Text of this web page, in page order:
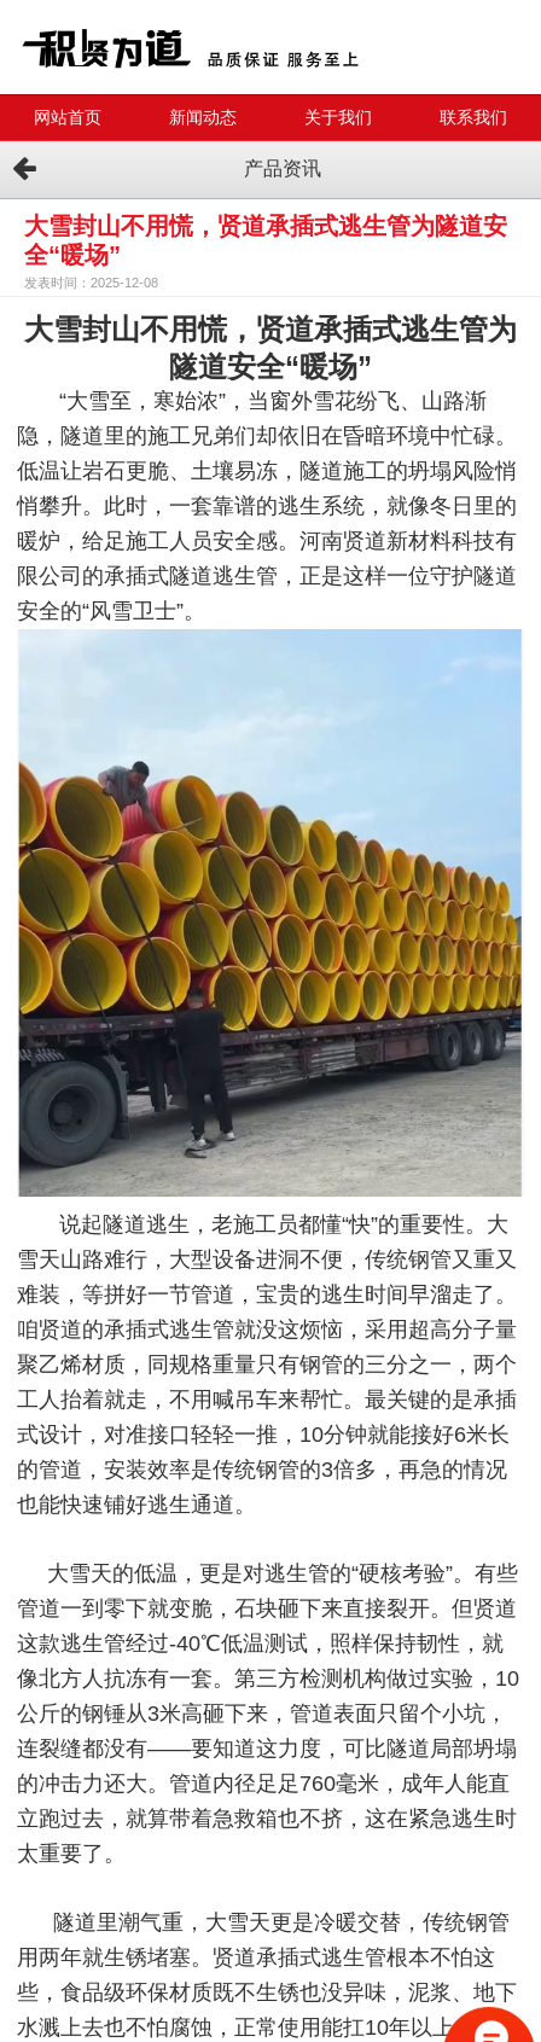
网站首页 新闻动态 关于我们 联系我们
产品资讯
大雪封山不用慌，贤道承插式逃生管为隧道安
全“暖场”
发表时间：2025-12-08
大雪封山不用慌，贤道承插式逃生管为
隧道安全“暖场”
“大雪至，寒始浓”，当窗外雪花纷飞、山路渐
隐，隧道里的施工兄弟们却依旧在昏暗环境中忙碌。
低温让岩石更脆、土壤易冻，隧道施工的坍塌风险悄
悄攀升。此时，一套靠谱的逃生系统，就像冬日里的
暖炉，给足施工人员安全感。河南贤道新材料科技有
限公司的承插式隧道逃生管，正是这样一位守护隧道
安全的“风雪卫士”。
说起隧道逃生，老施工员都懂“快”的重要性。大
雪天山路难行，大型设备进洞不便，传统钢管又重又
难装，等拼好一节管道，宝贵的逃生时间早溜走了。
咱贤道的承插式逃生管就没这烦恼，采用超高分子量
聚乙烯材质，同规格重量只有钢管的三分之一，两个
工人抬着就走，不用喊吊车来帮忙。最关键的是承插
式设计，对准接口轻轻一推，10分钟就能接好6米长
的管道，安装效率是传统钢管的3倍多，再急的情况
也能快速铺好逃生通道。
大雪天的低温，更是对逃生管的“硬核考验”。有些
管道一到零下就变脆，石块砸下来直接裂开。但贤道
这款逃生管经过-40℃低温测试，照样保持韧性，就
像北方人抗冻有一套。第三方检测机构做过实验，10
公斤的钢锤从3米高砸下来，管道表面只留个小坑，
连裂缝都没有——要知道这力度，可比隧道局部坍塌
的冲击力还大。管道内径足足760毫米，成年人能直
立跑过去，就算带着急救箱也不挤，这在紧急逃生时
太重要了。
隧道里潮气重，大雪天更是冷暖交替，传统钢管
用两年就生锈堵塞。贤道承插式逃生管根本不怕这
些，食品级环保材质既不生锈也没异味，泥浆、地下
水溅上去也不怕腐蚀，正常使用能扛10年以上。管道